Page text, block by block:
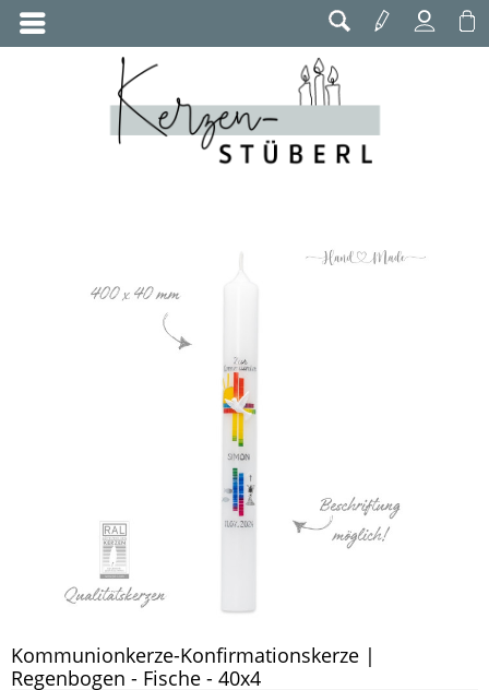
Kommunionkerze-Konfirmationskerze |
Regenbogen - Fische - 40x4